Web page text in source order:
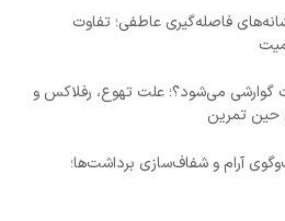
فاصله‌گیری عاطفی؛ تفاوت
گوارشی می‌شود؟؛ علت تهوع، رفلاکس و
حین تمرین
آرام و شفاف‌سازی برداشت‌ها؛